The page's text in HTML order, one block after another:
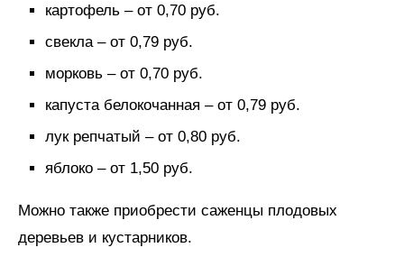
картофель – от 0,70 руб.
свекла – от 0,79 руб.
морковь – от 0,70 руб.
капуста белокочанная – от 0,79 руб.
лук репчатый – от 0,80 руб.
яблоко – от 1,50 руб.
Можно также приобрести саженцы плодовых
деревьев и кустарников.